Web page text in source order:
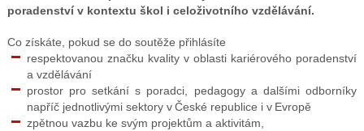
poradenství vkontextu škol i celoživotního vzdělávání.
Co získáte, pokud se do soutěže přihlásíte
respektovanou značku kvality v oblasti kariérového poradenství
a vzdělávání
prostor pro setkání s poradci, pedagogy a dalšími odborníky
napříč jednotlivými sektory v České republice i v Evropě
zpětnou vazbu ke svým projektům a aktivitám,